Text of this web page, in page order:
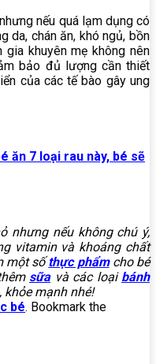
nếu quá lạm dụng có
da, chán ăn, khó ngủ, bồn
gia khuyên mẹ không nên
bảo đủ lượng cần thiết
của các tế bào gây ung
ăn 7 loại rau này, bé sẽ
nhưng nếu không chú ý,
vitamin và khoáng chất
một sốthực phẩmcho bé
sữavà các loại bánh
mạnh nhé!
bé. Bookmark the